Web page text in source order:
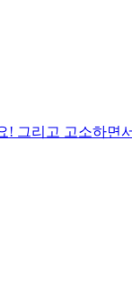
! 그리고 고소하면